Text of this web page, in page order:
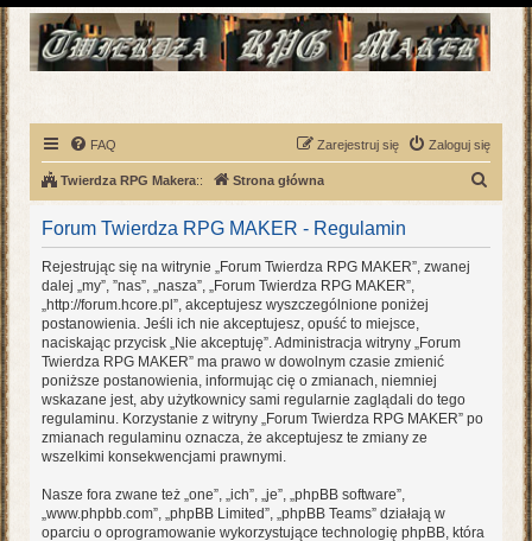
FAQ Zaloguj się
Zarejestruj się
Twierdza RPG Makera:: Strona główna
Forum Twierdza RPG MAKER - Regulamin
Rejestrując się na witrynie „Forum Twierdza RPG MAKER”, zwanej
dalej „my”, ”nas”, „nasza”, „Forum Twierdza RPG MAKER”,
„http://forum.hcore.pl”, akceptujesz wyszczególnione poniżej
postanowienia. Jeśli ich nie akceptujesz, opuść to miejsce,
naciskając przycisk „Nie akceptuję”. Administracja witryny „Forum
Twierdza RPG MAKER” ma prawo w dowolnym czasie zmienić
poniższe postanowienia, informując cię o zmianach, niemniej
wskazane jest, aby użytkownicy sami regularnie zaglądali do tego
regulaminu. Korzystanie z witryny „Forum Twierdza RPG MAKER” po
zmianach regulaminu oznacza, że akceptujesz te zmiany ze
wszelkimi konsekwencjami prawnymi.
Nasze fora zwane też „one”, „ich”, „je”, „phpBB software”,
„www.phpbb.com”, „phpBB Limited”, „phpBB Teams” działają w
oparciu o oprogramowanie wykorzystujące technologię phpBB, która